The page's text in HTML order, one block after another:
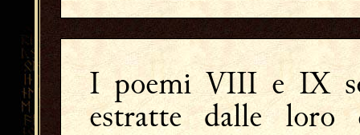
I poemi VIII e IX
estratte dalle loro